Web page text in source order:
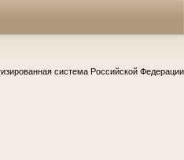
система Российской